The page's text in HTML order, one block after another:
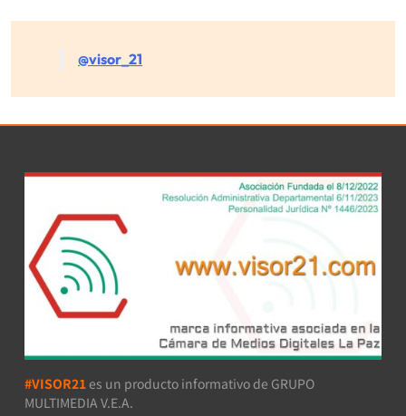
@visor_21
#VISOR21 es un producto informativo de GRUPO
MULTIMEDIA V.E.A.